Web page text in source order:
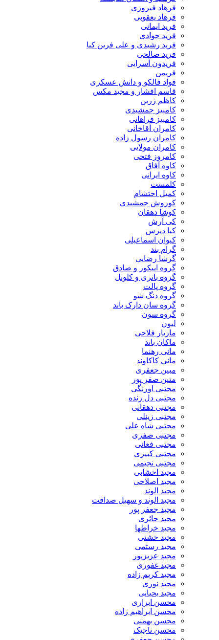
فرهاد فیروزی
فرهاد یعقوبی
فرید ایمانی
فرید جوادی
فرید رشیدی و علی فرین کیا
فرید صالحی
فریدون آسرایی
فریمن
فواد فالکو و دانش عسکری
قاسم افشار و مجید مکس
کاظم زرین
کامبیز جمشیدی
کامبیز فراهانی
کامران آقاخانی
کامران رسول زاده
کامران مولایی
کامروز فتحی
کاوه آفاق
کاوه ایرانی
کلمست
کمیل احتشام
کوروش جمشیدی
کوشا دهقان
کی آرش
کیا دپرس
کیوان اسماعیلی
گرام بند
گرشا رضایی
گروه اپیکور و صادق
گروه باتری و کلونل
گروه پالت
گروه دنگ شو
گروه سان دارک باند
گروه سون
لیون
مازیار فلاحی
ماکان باند
مانی رهنما
مانی کاکاوند
مبین جعفری
متین صفر پور
مجتبی اورنگی
مجتبی دل زنده
مجتبی دهقانی
مجتبی زینلی
مجتبی شاه علی
مجتبی صفری
مجتبی فغانی
مجتبی کبیری
مجتبی نجیمی
مجید اخشابی
مجید اصلاحی
مجید الوند‎
مجید الوند و سهیل صداقت
مجید جعفر پور
مجید حائری
مجید خراطها
مجید خشتی
مجید رستمی
مجید عزیزپور
مجید غفوری
مجید کریم زاده
مجید نوری
مجید یحیایی
محسن ابراری
محسن ابراهیم زاده
محسن بهمنی
محسن تاجیک